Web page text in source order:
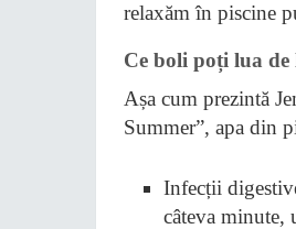
relaxăm în piscine
Ce boli poți lua de
Așa cum prezintă
Summer”, apa din
Infecții
câteva minute,